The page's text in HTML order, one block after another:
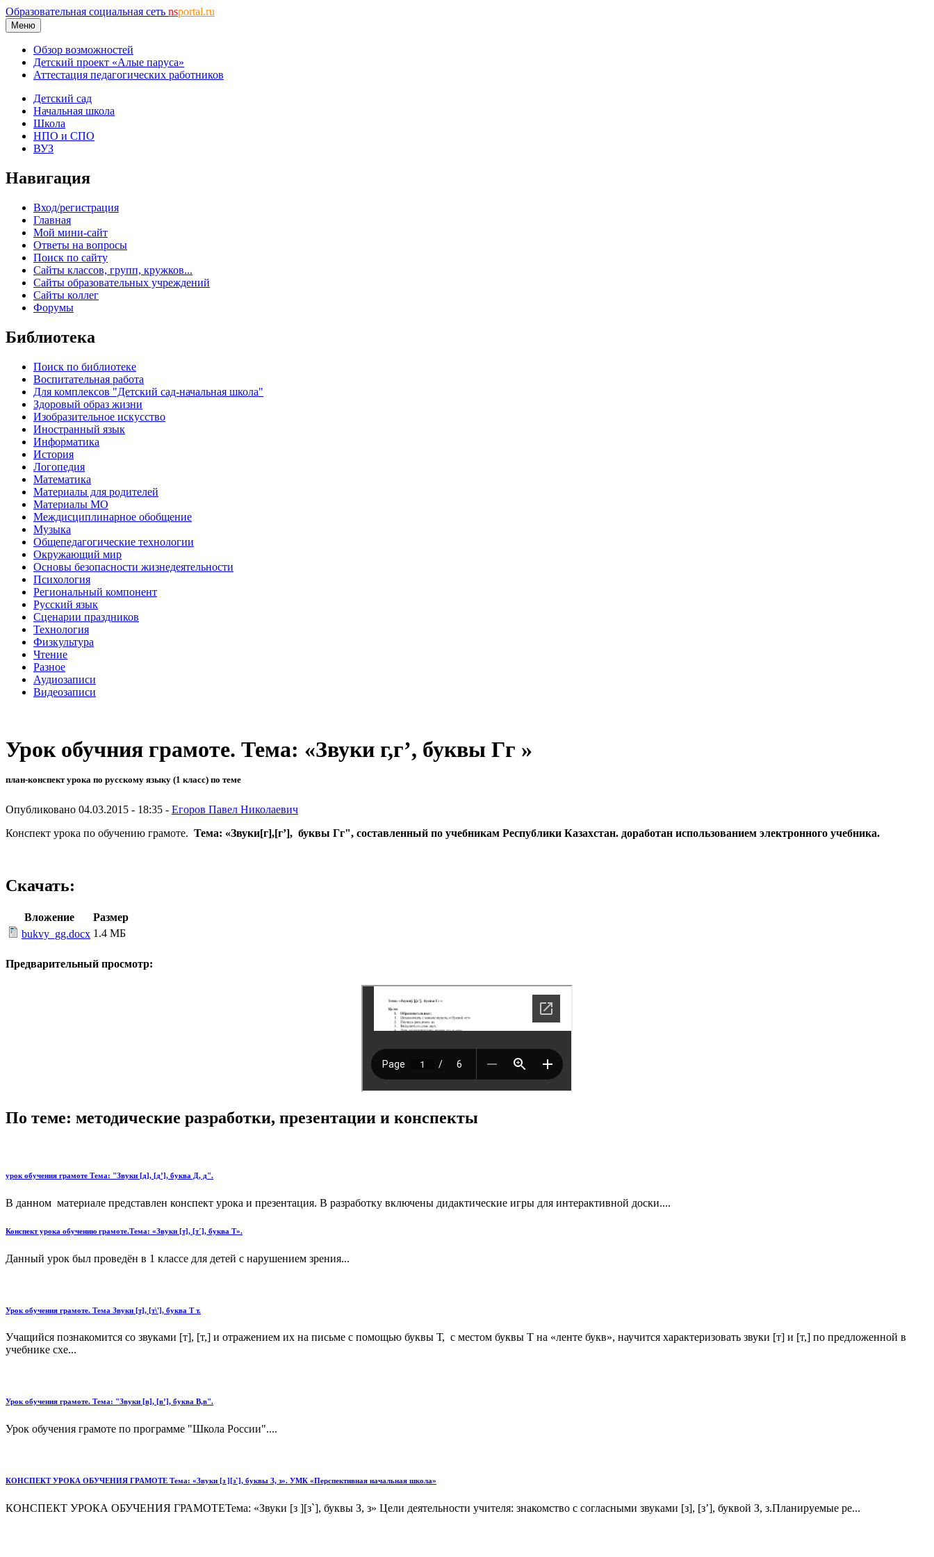
Образовательная социальная сеть nsportal.ru
Меню
Обзор возможностей
Детский проект «Алые паруса»
Аттестация педагогических работников
Детский сад
Начальная школа
Школа
НПО и СПО
ВУЗ
Навигация
Вход/регистрация
Главная
Мой мини-сайт
Ответы на вопросы
Поиск по сайту
Сайты классов, групп, кружков...
Сайты образовательных учреждений
Сайты коллег
Форумы
Библиотека
Поиск по библиотеке
Воспитательная работа
Для комплексов "Детский сад-начальная школа"
Здоровый образ жизни
Изобразительное искусство
Иностранный язык
Информатика
История
Логопедия
Математика
Материалы для родителей
Материалы МО
Междисциплинарное обобщение
Музыка
Общепедагогические технологии
Окружающий мир
Основы безопасности жизнедеятельности
Психология
Региональный компонент
Русский язык
Сценарии праздников
Технология
Физкультура
Чтение
Разное
Аудиозаписи
Видеозаписи
Урок обучния грамоте. Тема: «Звуки г,г’, буквы Гг »
план-конспект урока по русскому языку (1 класс) по теме
Опубликовано 04.03.2015 - 18:35 - Егоров Павел Николаевич
Конспект урока по обучению грамоте. Тема: «Звуки[г],[г’], буквы Гг", составленный по учебникам Республики Казахстан. доработан использованием электронного учебника.
Скачать:
Вложение
Размер
bukvy_gg.docx 1.4 МБ
Предварительный просмотр:
По теме: методические разработки, презентации и конспекты
урок обучения грамоте Тема: "Звуки [д], [д’], буква Д, д".
В данном материале представлен конспект урока и презентация. В разработку включены дидактические игры для интерактивной доски....
Конспект урока обучению грамоте.Тема: «Звуки [т], [т´], буква Т».
Данный урок был проведён в 1 классе для детей с нарушением зрения...
Урок обучения грамоте. Тема Звуки [т], [т\'], буква Т т.
Учащийся познакомится со звуками [т], [т,] и отражением их на письме с помощью буквы Т, с местом буквы Т на «ленте букв», научится характеризовать звуки [т] и [т,] по предложенной в
учебнике схе...
Урок обучения грамоте. Тема: "Звуки [в], [в’], буква В,в".
Урок обучения грамоте по программе "Школа России"....
КОНСПЕКТ УРОКА ОБУЧЕНИЯ ГРАМОТЕ Тема: «Звуки [з ][з`], буквы З, з». УМК «Перспективная начальная школа»
КОНСПЕКТ УРОКА ОБУЧЕНИЯ ГРАМОТЕТема: «Звуки [з ][з`], буквы З, з» Цели деятельности учителя: знакомство с согласными звуками [з], [з’], буквой З, з.Планируемые ре...